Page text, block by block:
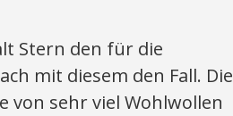
Stern den für die
mit diesem den Fall. Die
von sehr viel Wohlwollen